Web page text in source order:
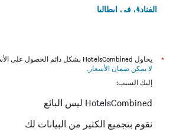
الفنادق في إيطاليا
*
يحاول HotelsCombined بشكل دائم الحصول على الأسعار الدقيقة، ولكن
لا يمكن ضمان الأسعار .
إليك السبب:
HotelsCombined ليس البائع
نقوم بتجميع الكثير من البيانات لك